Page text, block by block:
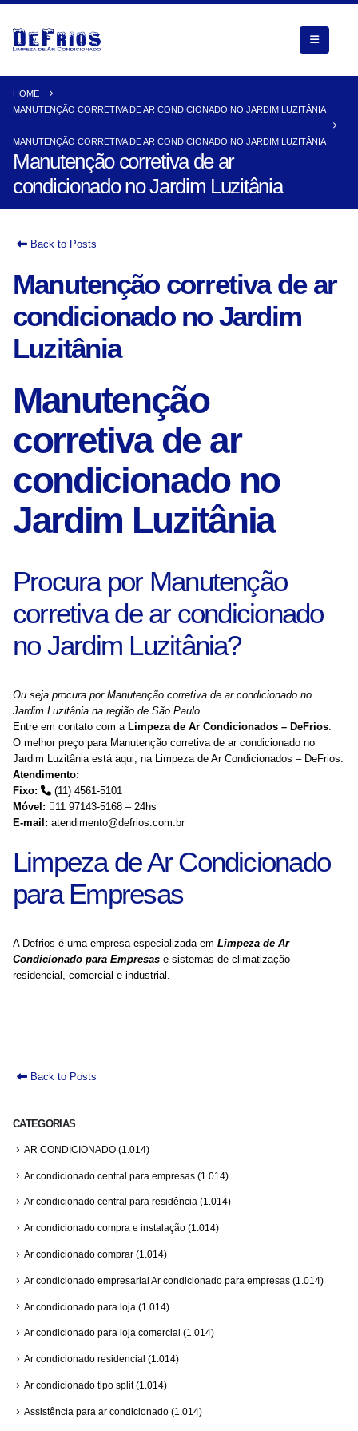
HOME
MANUTENÇÃO CORRETIVA DE AR CONDICIONADO NO JARDIM LUZITÂNIA
MANUTENÇÃO CORRETIVA DE AR CONDICIONADO NO JARDIM LUZITÂNIA
Manutenção corretiva de ar
condicionado no Jardim Luzitânia
Back to Posts
Manutenção corretiva de ar
condicionado no Jardim
Luzitânia
Manutenção
corretiva de ar
condicionado no
Jardim Luzitânia
Procura por Manutenção
corretiva de ar condicionado
no Jardim Luzitânia?
Ou seja procura por Manutenção corretiva de ar condicionado no
Jardim Luzitânia na região de São Paulo.
Entre em contato com a Limpeza de Ar Condicionados – DeFrios.
O melhor preço para Manutenção corretiva de ar condicionado no
Jardim Luzitânia está aqui, na Limpeza de Ar Condicionados – DeFrios.
Atendimento:
Fixo:
(11) 4561-5101
Móvel:
11 97143-5168 – 24hs
E-mail: atendimento@defrios.com.br
Limpeza de Ar Condicionado
para Empresas
A Defrios é uma empresa especializada em Limpeza de Ar
Condicionado para Empresas e sistemas de climatização
residencial, comercial e industrial.
Back to Posts
CATEGORIAS
AR CONDICIONADO (1.014)
Ar condicionado central para empresas (1.014)
Ar condicionado central para residência (1.014)
Ar condicionado compra e instalação (1.014)
Ar condicionado comprar (1.014)
Ar condicionado empresarial Ar condicionado para empresas (1.014)
Ar condicionado para loja (1.014)
Ar condicionado para loja comercial (1.014)
Ar condicionado residencial (1.014)
Ar condicionado tipo split(1.014)
Assistência para ar condicionado (1.014)